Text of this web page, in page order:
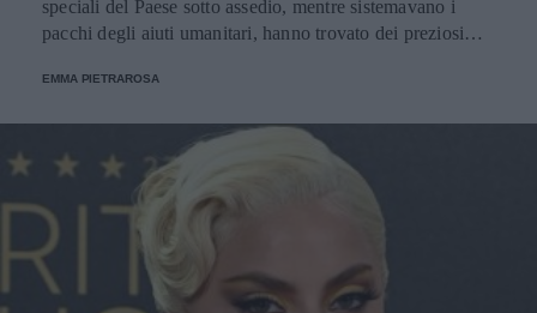
speciali del Paese sotto assedio, mentre sistemavano i
pacchi degli aiuti umanitari, hanno trovato dei preziosi
trovare a chi appartengono: "Saremo felici di restituirli,
importanti della vita".
EMMA PIETRAROSA